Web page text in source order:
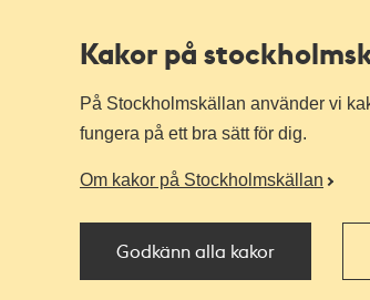
Kakor på
På Stockholmskällan använder vi
fungera på ett bra sätt för dig.
Om kakor på Stockholmskällan
Godkänn alla kakor